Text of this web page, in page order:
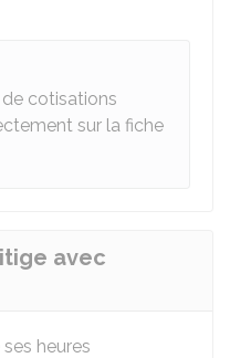
cotisations
sur la fiche
avec
heures